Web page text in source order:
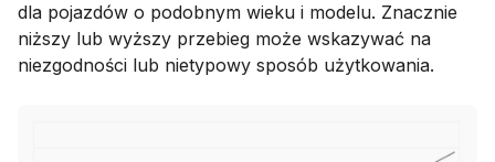
dla pojazdów o podobnym wieku i modelu. Znacznie
niższy lub wyższy przebieg może wskazywać na
niezgodności lub nietypowy sposób użytkowania.